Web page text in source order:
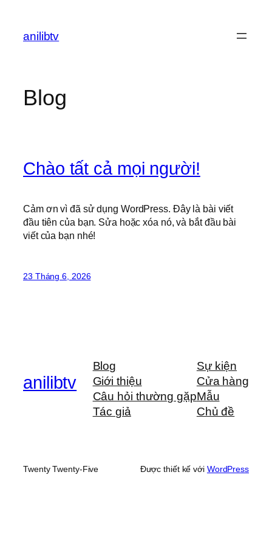
phầnanilibtv
Blog
Chào tất cả mọi người!
Cảm ơn vì đã sử dụng WordPress. Đây là bài viết
đầu tiên của bạn. Sửa hoặc xóa nó, và bắt đầu bài
viết của bạn nhé!
23 Tháng 6, 2026
anilibtv
Blog
Giới thiệu
Câu hỏi thường gặp
Tác giả
Sự kiện
Cửa hàng
Mẫu
Chủ đề
Twenty Twenty-Five Được thiết kế với WordPress